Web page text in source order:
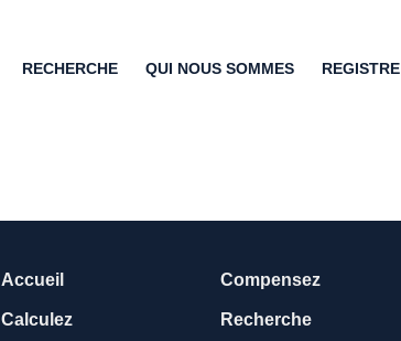
RECHERCHE QUI NOUS SOMMES REGISTRE
Accueil
Calculez
Compensez
Recherche